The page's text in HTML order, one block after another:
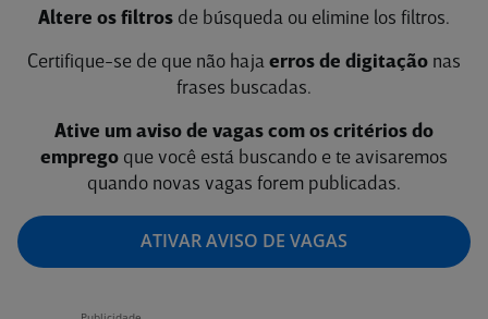
Altere os filtros de búsqueda ou elimine los filtros.
Certifique-se de que não haja erros de digitação nas
frases buscadas.
Ative um aviso de vagas com os critérios do
emprego que você está buscando e te avisaremos
quando novas vagas forem publicadas.
ATIVAR AVISO DE VAGAS